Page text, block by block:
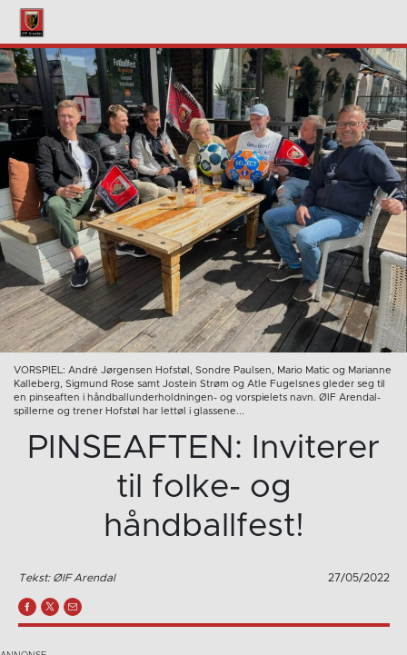
VORSPIEL: André Jørgensen Hofstøl, Sondre Paulsen, Mario Matic og Marianne
Kalleberg, Sigmund Rose samt Jostein Strøm og Atle Fugelsnes gleder seg til
en pinseaften i håndballunderholdningen- og vorspielets navn. ØIF Arendal-
spillerne og trener Hofstøl har lettøl i glassene...
PINSEAFTEN: Inviterer
til folke- og
håndballfest!
Tekst: ØIF Arendal 27/05/2022